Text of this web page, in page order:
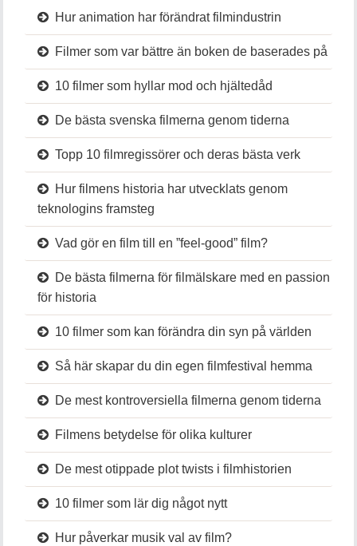
Hur animation har förändrat filmindustrin
Filmer som var bättre än boken de baserades på
10 filmer som hyllar mod och hjältedåd
De bästa svenska filmerna genom tiderna
Topp 10 filmregissörer och deras bästa verk
Hur filmens historia har utvecklats genom
teknologins framsteg
Vad gör en film till en ”feel-good” film?
De bästa filmerna för filmälskare med en passion
för historia
10 filmer som kan förändra din syn på världen
Så här skapar du din egen filmfestival hemma
De mest kontroversiella filmerna genom tiderna
Filmens betydelse för olika kulturer
De mest otippade plot twists i filmhistorien
10 filmer som lär dig något nytt
Hur påverkar musik val av film?